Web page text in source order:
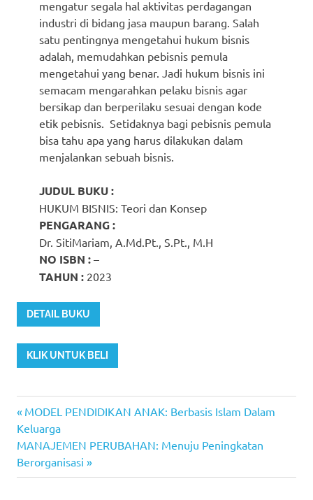
mengatur segala hal aktivitas perdagangan
industri di bidang jasa maupun barang. Salah
satu pentingnya mengetahui hukum bisnis
adalah, memudahkan pebisnis pemula
mengetahui yang benar. Jadi hukum bisnis ini
semacam mengarahkan pelaku bisnis agar
bersikap dan berperilaku sesuai dengan kode
etik pebisnis. Setidaknya bagi pebisnis pemula
bisa tahu apa yang harus dilakukan dalam
menjalankan sebuah bisnis.
JUDUL BUKU :
HUKUM BISNIS: Teori dan Konsep
PENGARANG :
Dr. SitiMariam, A.Md.Pt., S.Pt., M.H
NO ISBN : –
TAHUN : 2023
DETAIL BUKU
KLIK UNTUK BELI
Post
navigation
Previous
Post:
MODEL PENDIDIKAN ANAK: Berbasis Islam Dalam
Keluarga
Next
Post:
MANAJEMEN PERUBAHAN: Menuju Peningkatan
Berorganisasi